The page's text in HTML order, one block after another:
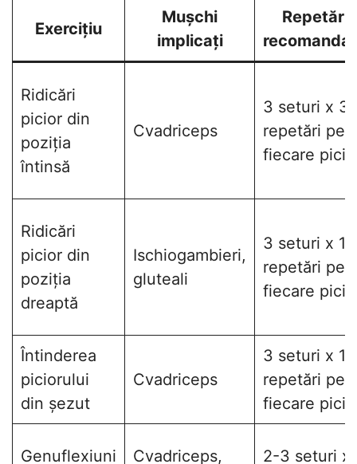
Exercițiu
Mușchi
implicați
Repetări
Ridicări
picior din
poziția
întinsă
Cvadriceps
3 seturi x 3
repetări pe
fiecare
Ridicări
picior din
poziția
dreaptă
Ischiogambieri,
gluteali
3 seturi x 10
repetări pe
fiecare
Întinderea
piciorului
din șezut
Cvadriceps
3 seturi x 10
repetări pe
fiecare
Genuflexiuni
Cvadriceps,
2-3 seturi x